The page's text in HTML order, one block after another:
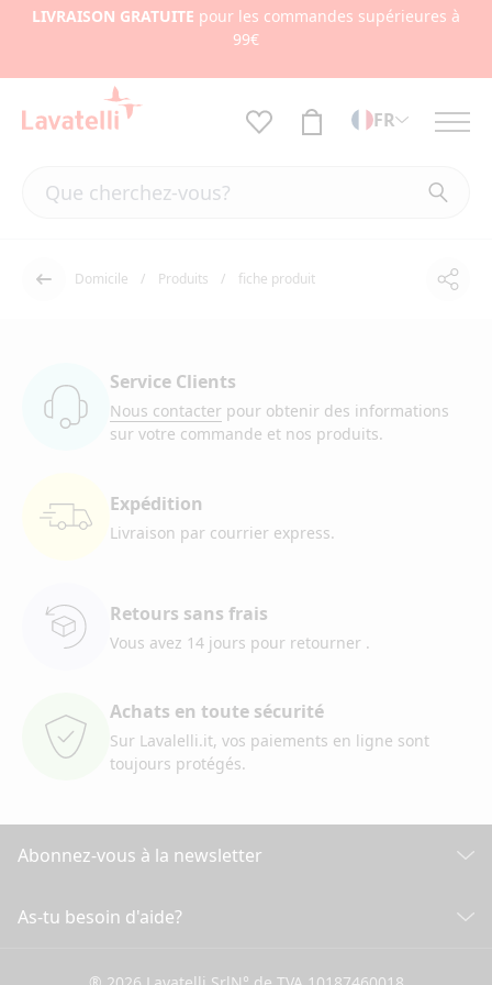
LIVRAISON GRATUITE pour les commandes supérieures à
99€
FR
Dos Domicile Produits fiche produit
Service Clients
Nous contacter pour obtenir des informations
sur votre commande et nos produits.
Expédition
Livraison par courrier express.
Retours sans frais
Vous avez 14 jours pour retourner .
Achats en toute sécurité
Sur Lavalelli.it, vos paiements en ligne sont
toujours protégés.
Abonnez-vous à la newsletter
As-tu besoin d'aide?